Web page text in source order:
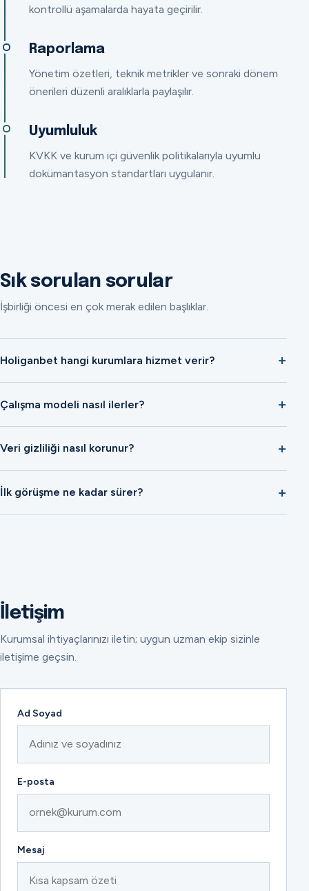
kontrollü aşamalarda hayata geçirilir.
Raporlama
Yönetim özetleri, teknik metrikler ve sonraki dönem
önerileri düzenli aralıklarla paylaşılır.
Uyumluluk
KVKK ve kurum içi güvenlik politikalarıyla uyumlu
dokümantasyon standartları uygulanır.
Sık sorulan sorular
İşbirliği öncesi en çok merak edilen başlıklar.
Holiganbet hangi kurumlara hizmet verir?
Çalışma modeli nasıl ilerler?
Veri gizliliği nasıl korunur?
İlk görüşme ne kadar sürer?
İletişim
Kurumsal ihtiyaçlarınızı iletin; uygun uzman ekip sizinle
iletişime geçsin.
Ad Soyad
E-posta
Mesaj